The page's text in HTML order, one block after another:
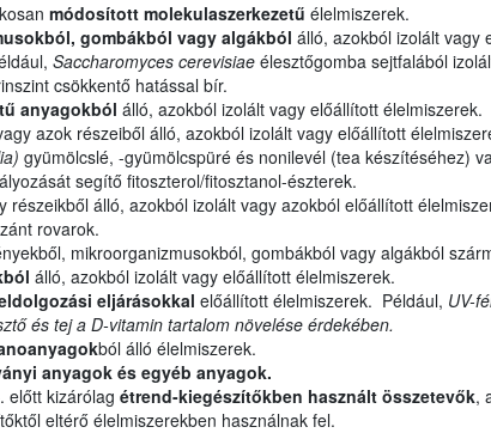
módosított molekulaszerkezetű élelmiszerek.
gombákból vagy algákból álló, azokból izolált vagy
Saccharomyces cerevisiae élesztőgomba sejtfalából
csökkentő hatással bír.
anyagokból álló, azokból izolált vagy előállított élelmiszerek.
azok részeiből álló, azokból izolált vagy előállított
gyümölcslé, -gyümölcspüré és nonilevél (tea készítéséhez)
segítő fitoszterol/fitosztanol-észterek.
részeikből álló, azokból izolált vagy azokból előállított
rovarok.
mikroorganizmusokból, gombákból vagy algákból
álló, azokból izolált vagy előállított élelmiszerek.
eljárásokkal előállított élelmiszerek. Például, UV-
és tej a D-vitamin tartalom növelése érdekében.
ból álló élelmiszerek.
anyagok és egyéb anyagok.
előtt kizárólag étrend-kiegészítőkben használt összetevők,
eltérő élelmiszerekben használnak fel.